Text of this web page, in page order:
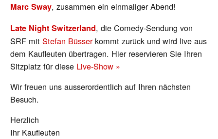
Marc Sway, zusammen ein einmaliger Abend!
Late Night Switzerland, die Comedy-Sendung von
SRF mitStefan Büsserkommt zurück und wird live aus
dem Kaufleuten übertragen. Hier reservieren Sie Ihren
Sitzplatz für diese Live-Show »
Wir freuen uns ausserordentlich auf Ihren nächsten
Besuch.
Herzlich
Ihr Kaufleuten